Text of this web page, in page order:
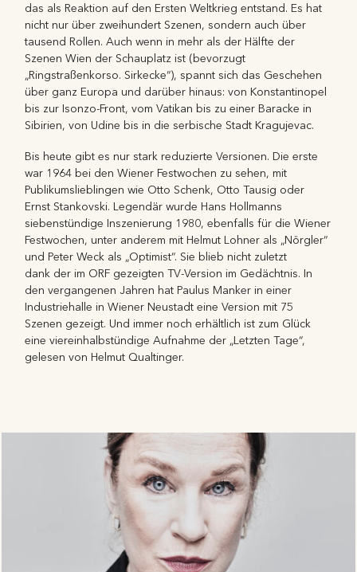
das als Reaktion auf den Ersten Weltkrieg entstand. Es hat
nicht nur über zweihundert Szenen, sondern auch über
tausend Rollen. Auch wenn in mehr als der Hälfte der
Szenen Wien der Schauplatz ist (bevorzugt
„Ringstraßenkorso. Sirkecke“), spannt sich das Geschehen
über ganz Europa und darüber hinaus: von Konstantinopel
bis zur Isonzo-Front, vom Vatikan bis zu einer Baracke in
Sibirien, von Udine bis in die serbische Stadt Kragujevac.
Bis heute gibt es nur stark reduzierte Versionen. Die erste
war 1964 bei den Wiener Festwochen zu sehen, mit
Publikumslieblingen wie Otto Schenk, Otto Tausig oder
Ernst Stankovski. Legendär wurde Hans Hollmanns
siebenstündige Inszenierung 1980, ebenfalls für die Wiener
Festwochen, unter anderem mit Helmut Lohner als „Nörgler“
und Peter Weck als „Optimist“. Sie blieb nicht zuletzt
dank der im ORF gezeigten TV-Version im Gedächtnis. In
den vergangenen Jahren hat Paulus Manker in einer
Industriehalle in Wiener Neustadt eine Version mit 75
Szenen gezeigt. Und immer noch erhältlich ist zum Glück
eine viereinhalbstündige Aufnahme der „Letzten Tage“,
gelesen von Helmut Qualtinger.